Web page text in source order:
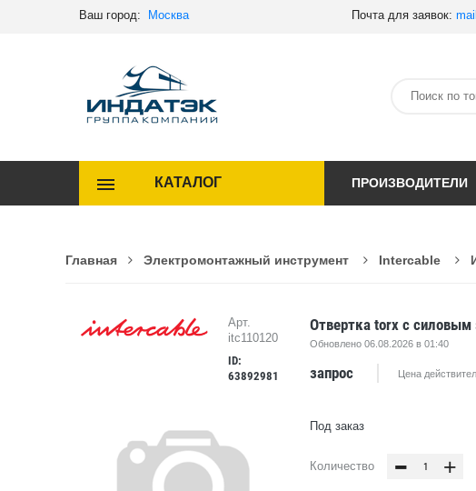
Ваш город: Москва Почта для заявок:
КАТАЛОГ ПРОИЗВОДИТЕЛИ
Главная Электромонтажный инструмент Intercable
Арт.
itc110120
ID:
63892981
Отвертка torx с
Обновлено 06.08.2026 в 01:40
запрос Цена
Под заказ
Количество - +